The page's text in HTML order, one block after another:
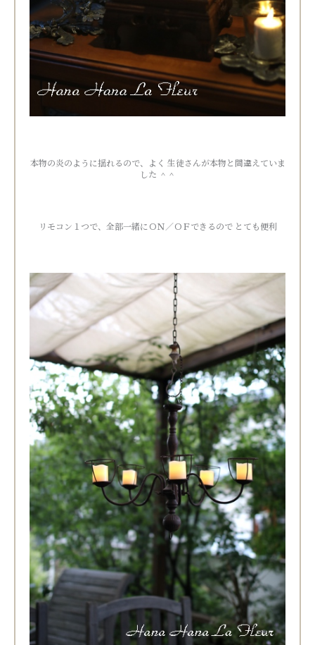
本物の炎のように揺れるので、よく 生徒さんが本物と間違えていま
した ＾＾
リモコン１つで、全部一緒にＯＮ／ＯＦできるので とても便利